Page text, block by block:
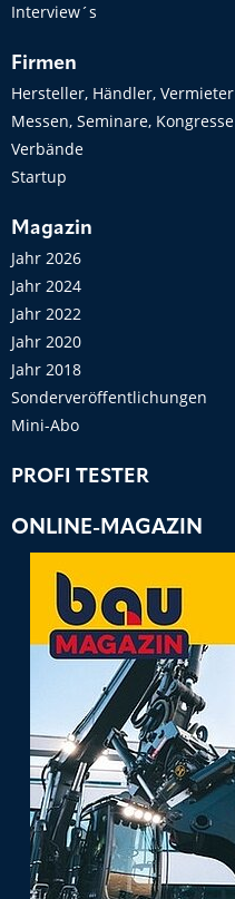
Interview´s
Firmen
Hersteller, Händler, Vermieter
Messen, Seminare, Kongresse
Verbände
Startup
Magazin
Jahr 2026
Jahr 2024
Jahr 2022
Jahr 2020
Jahr 2018
Sonderveröffentlichungen
Mini-Abo
PROFI TESTER
ONLINE-MAGAZIN